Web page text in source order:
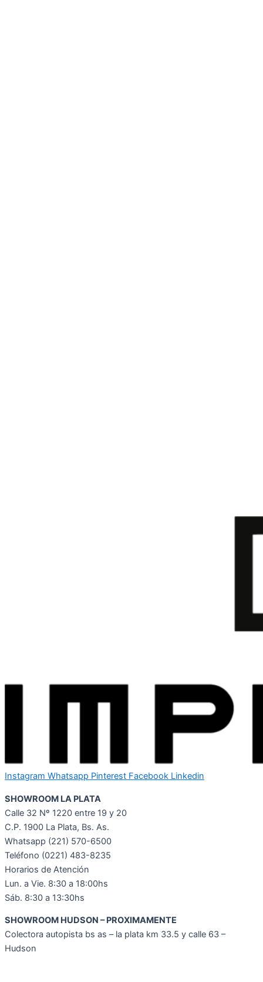
Instagram Whatsapp Pinterest Facebook Linkedin
SHOWROOM LA PLATA
Calle 32 Nº 1220 entre 19 y 20
C.P. 1900 La Plata, Bs. As.
Whatsapp (221) 570-6500
Teléfono (0221) 483-8235
Horarios de Atención
Lun. a Vie. 8:30 a 18:00hs
Sáb. 8:30 a 13:30hs
SHOWROOM HUDSON – PROXIMAMENTE
Colectora autopista bs as – la plata km 33.5 y calle 63 –
Hudson